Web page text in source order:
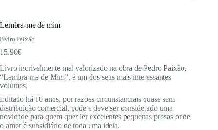
Lembra-me de mim
Pedro Paixão
15.90€
Livro incrivelmente mal valorizado na obra de Pedro Paixão,
“Lembra-me de Mim”, é um dos seus mais interessantes
volumes.
Editado há 10 anos, por razões circunstanciais quase sem
distribuição comercial, pode e deve ser considerado uma
novidade para quem quer ler excelentes pequenas prosas onde
o amor é subsidiário de toda uma ideia.